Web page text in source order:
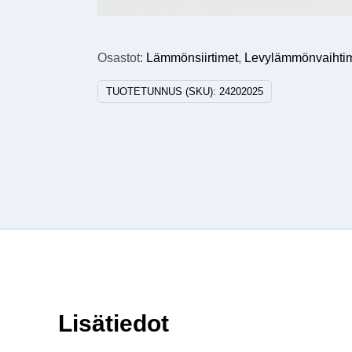
Osastot: Lämmönsiirtimet,
TUOTETUNNUS (SKU):24202025
Lisätiedot